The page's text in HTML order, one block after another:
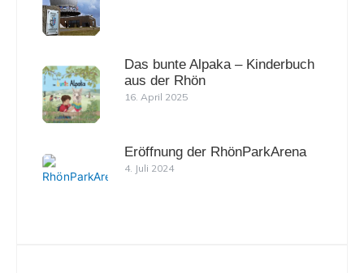
Das bunte Alpaka – Kinderbuch
aus der Rhön
16. April 2025
Eröffnung der RhönParkArena
4. Juli 2024